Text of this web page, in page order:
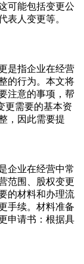
可能包括变更公
表人变更等。
是指企业在经营
的行为。本文将
注意的事项，帮
更需要的基本资
，因此需要提
企业在经营中常
范围、股权变更
的材料和办理流
手续。材料准备
申请书：根据具